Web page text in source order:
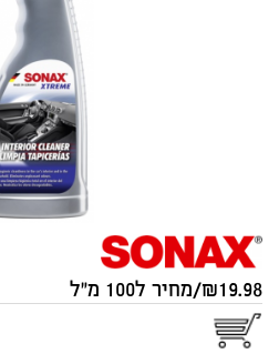
19.98/מחיר ל100 מ"ל